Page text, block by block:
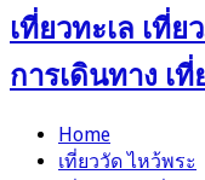
เที่ยวทะเล เที่
การเดินทาง เ
Home
เที่ยววัด ไหว้พระ